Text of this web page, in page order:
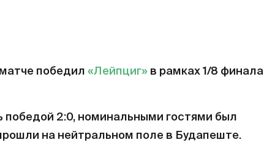
победил «Лейпциг» в рамках 1/8 финала
победой 2:0, номинальными гостями был
на нейтральном поле в Будапеште.